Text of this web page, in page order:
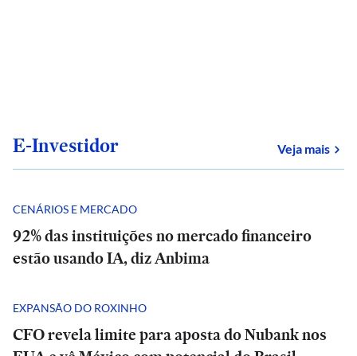
E-Investidor Veja mais
CENÁRIOS E MERCADO
92% das instituições no mercado financeiro
estão usando IA, diz Anbima
EXPANSÃO DO ROXINHO
CFO revela limite para aposta do Nubank nos